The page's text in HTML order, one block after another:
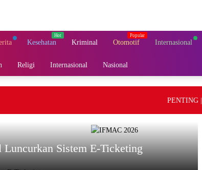
Kesehatan Kriminal Otomotif Internasional
Religi Internasional Nasional
PENTING |
Sistem E-Ticketing